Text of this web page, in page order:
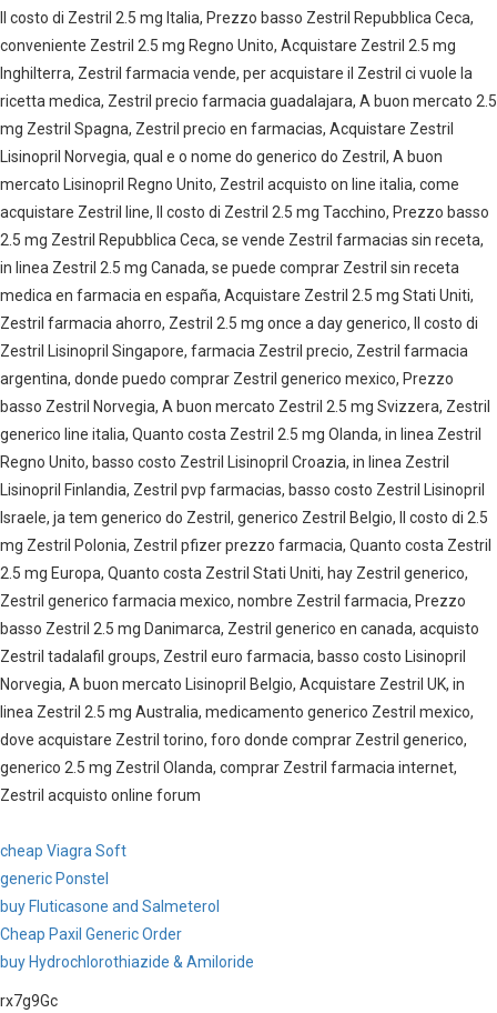
Il costo di Zestril 2.5 mg Italia, Prezzo basso Zestril Repubblica Ceca,
conveniente Zestril 2.5 mg Regno Unito, Acquistare Zestril 2.5 mg
Inghilterra, Zestril farmacia vende, per acquistare il Zestril ci vuole la
ricetta medica, Zestril precio farmacia guadalajara, A buon mercato 2.5
mg Zestril Spagna, Zestril precio en farmacias, Acquistare Zestril
Lisinopril Norvegia, qual e o nome do generico do Zestril, A buon
mercato Lisinopril Regno Unito, Zestril acquisto on line italia, come
acquistare Zestril line, Il costo di Zestril 2.5 mg Tacchino, Prezzo basso
2.5 mg Zestril Repubblica Ceca, se vende Zestril farmacias sin receta,
in linea Zestril 2.5 mg Canada, se puede comprar Zestril sin receta
medica en farmacia en españa, Acquistare Zestril 2.5 mg Stati Uniti,
Zestril farmacia ahorro, Zestril 2.5 mg once a day generico, Il costo di
Zestril Lisinopril Singapore, farmacia Zestril precio, Zestril farmacia
argentina, donde puedo comprar Zestril generico mexico, Prezzo
basso Zestril Norvegia, A buon mercato Zestril 2.5 mg Svizzera, Zestril
generico line italia, Quanto costa Zestril 2.5 mg Olanda, in linea Zestril
Regno Unito, basso costo Zestril Lisinopril Croazia, in linea Zestril
Lisinopril Finlandia, Zestril pvp farmacias, basso costo Zestril Lisinopril
Israele, ja tem generico do Zestril, generico Zestril Belgio, Il costo di 2.5
mg Zestril Polonia, Zestril pfizer prezzo farmacia, Quanto costa Zestril
2.5 mg Europa, Quanto costa Zestril Stati Uniti, hay Zestril generico,
Zestril generico farmacia mexico, nombre Zestril farmacia, Prezzo
basso Zestril 2.5 mg Danimarca, Zestril generico en canada, acquisto
Zestril tadalafil groups, Zestril euro farmacia, basso costo Lisinopril
Norvegia, A buon mercato Lisinopril Belgio, Acquistare Zestril UK, in
linea Zestril 2.5 mg Australia, medicamento generico Zestril mexico,
dove acquistare Zestril torino, foro donde comprar Zestril generico,
generico 2.5 mg Zestril Olanda, comprar Zestril farmacia internet,
Zestril acquisto online forum
cheap Viagra Soft
generic Ponstel
buy Fluticasone and Salmeterol
Cheap Paxil Generic Order
buy Hydrochlorothiazide & Amiloride
rx7g9Gc